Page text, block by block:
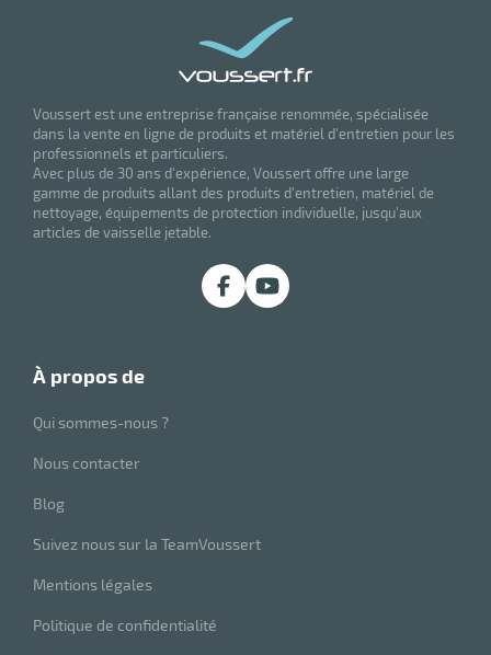
Voussert est une entreprise française renommée, spécialisée
dans la vente en ligne de produits et matériel d'entretien pour les
professionnels et particuliers.
Avec plus de 30 ans d'expérience, Voussert offre une large
gamme de produits allant des produits d'entretien, matériel de
nettoyage, équipements de protection individuelle, jusqu'aux
articles de vaisselle jetable.
à propos de
Qui sommes-nous ?
Nous contacter
Blog
Suivez nous sur la TeamVoussert
Mentions légales
Politique de confidentialité